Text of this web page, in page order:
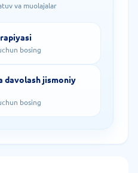
va muolajalar
bosing
davolash jismoniy
bosing